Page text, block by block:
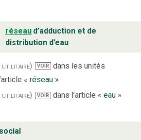
réseau d’adduction et de
distribution d’eau
utilitaire) VOIR
dans les unités
« réseau »
utilitaire)
VOIR dans l’article « eau»
social